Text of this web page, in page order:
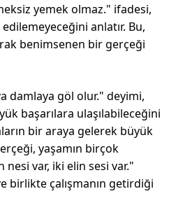
yemek olmaz." ifadesi,
anlatır. Bu,
benimsenen bir gerçeği
damlaya göl olur." deyimi,
başarılara ulaşılabileceğini
bir araya gelerek büyük
yaşamın birçok
nesi var, iki elin sesi var."
birlikte çalışmanın getirdiği